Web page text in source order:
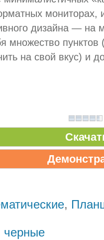
мониторах,
дизайна — на
множество
на свой вкус) и
,
черные